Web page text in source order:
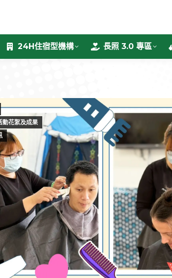
24H住宿型機構 長照 3.0 專區
動花絮及成果